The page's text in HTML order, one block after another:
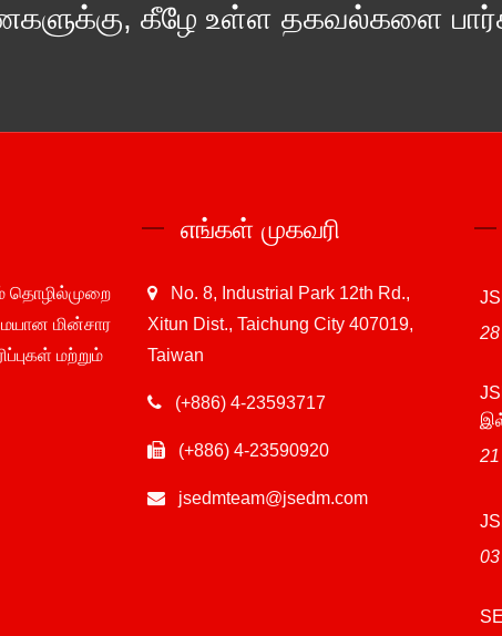
கீழே உள்ள தகவல்களை
தொழில்முறை
மின்சார
மற்றும்
எங்கள் முகவரி
No. 8, Industrial Park 12th Rd.,
Xitun Dist., Taichung City 407019,
Taiwan
(+886) 4-23593717
(+886) 4-23590920
jsedmteam@jsedm.com